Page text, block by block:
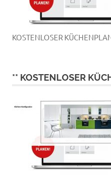
KOSTENLOSER
** KOSTENLOSER